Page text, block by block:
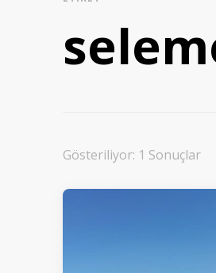
Gösteriliyor: 1 Sonuçlar